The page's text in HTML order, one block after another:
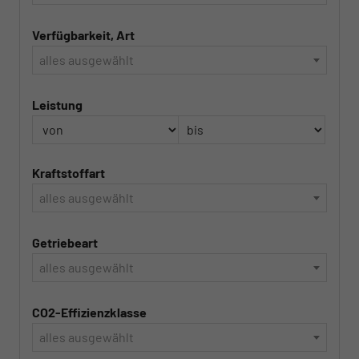
Verfügbarkeit, Art
alles ausgewählt
Leistung
Kraftstoffart
alles ausgewählt
Getriebeart
alles ausgewählt
CO2-Effizienzklasse
alles ausgewählt